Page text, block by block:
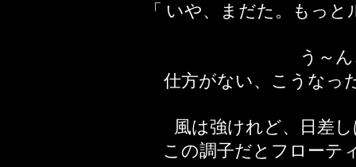
「 いや、まだた。もっ
う～
仕方がない、こうなっ
風は強けれど、日差
この調子だとフローテ